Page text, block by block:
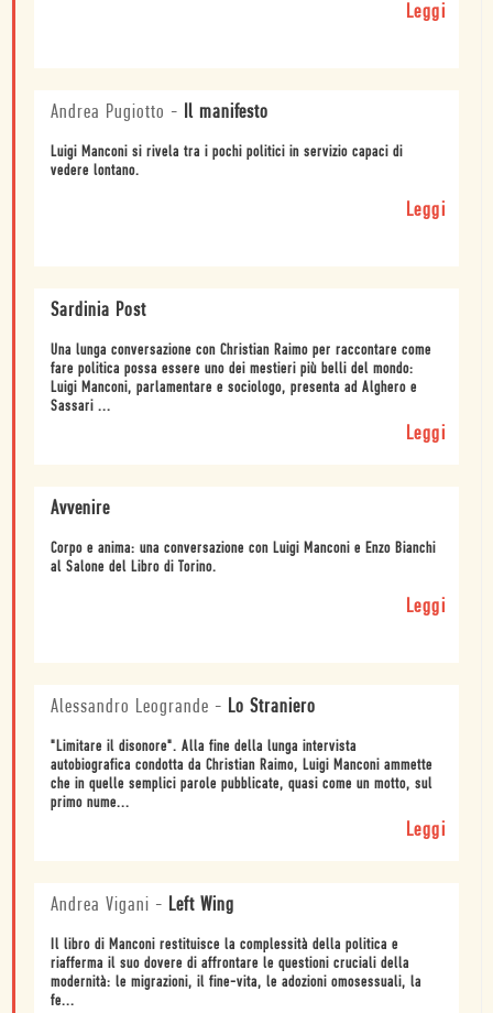
Leggi
Andrea Pugiotto - Il manifesto
Luigi Manconi si rivela tra i pochi politici in servizio capaci di
vedere lontano.
Leggi
Sardinia Post
Una lunga conversazione con Christian Raimo per raccontare come
fare politica possa essere uno dei mestieri più belli del mondo:
Luigi Manconi, parlamentare e sociologo, presenta ad Alghero e
Sassari ...
Leggi
Avvenire
Corpo e anima: una conversazione con Luigi Manconi e Enzo Bianchi
al Salone del Libro di Torino.
Leggi
Alessandro Leogrande - Lo Straniero
"Limitare il disonore". Alla fine della lunga intervista
autobiografica condotta da Christian Raimo, Luigi Manconi ammette
che in quelle semplici parole pubblicate, quasi come un motto, sul
primo nume...
Leggi
Andrea Vigani - Left Wing
Il libro di Manconi restituisce la complessità della politica e
riafferma il suo dovere di affrontare le questioni cruciali della
modernità: le migrazioni, il fine-vita, le adozioni omosessuali, la
fe...